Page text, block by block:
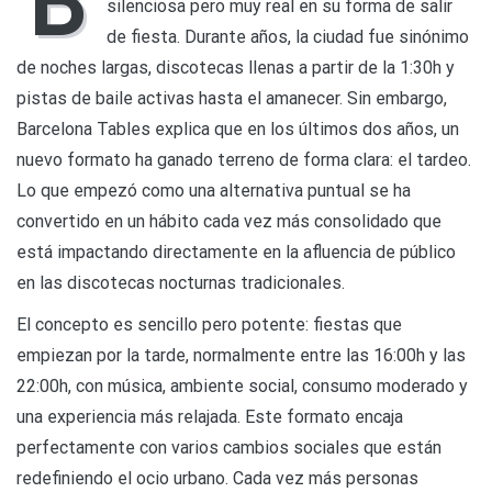
en
Barcelona
quitando
clientes
las
discotecas
silenciosa pero muy real en su forma de salir
de fiesta. Durante años, la ciudad fue sinónimo
de noches largas, discotecas llenas a partir de la 1:30h y
pistas de baile activas hasta el amanecer. Sin embargo,
Barcelona Tables explica que en los últimos dos años, un
nuevo formato ha ganado terreno de forma clara: el tardeo.
Lo que empezó como una alternativa puntual se ha
convertido en un hábito cada vez más consolidado que
está impactando directamente en la afluencia de público
en las discotecas nocturnas tradicionales.
El concepto es sencillo pero potente: fiestas que
empiezan por la tarde, normalmente entre las 16:00h y las
22:00h, con música, ambiente social, consumo moderado y
una experiencia más relajada. Este formato encaja
perfectamente con varios cambios sociales que están
redefiniendo el ocio urbano. Cada vez más personas